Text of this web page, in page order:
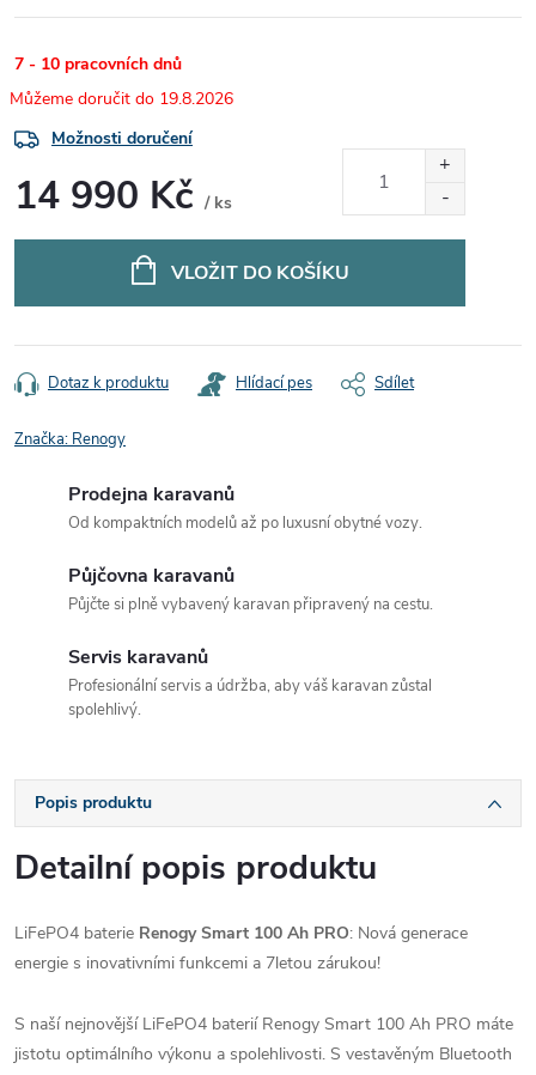
7 - 10 pracovních dnů
19.8.2026
Možnosti doručení
14 990 Kč / ks
VLOŽIT DO KOŠÍKU
Dotaz k produktu Hlídací pes Sdílet
Značka: Renogy
Prodejna karavanů
Od kompaktních modelů až po luxusní obytné vozy.
Půjčovna karavanů
Půjčte si plně vybavený karavan připravený na cestu.
Servis karavanů
Profesionální servis a údržba, aby váš karavan zůstal
spolehlivý.
Popis produktu
Detailní popis produktu
LiFePO4 baterie Renogy Smart 100 Ah PRO: Nová generace
energie s inovativními funkcemi a 7letou zárukou!
S naší nejnovější LiFePO4 baterií Renogy Smart 100 Ah PRO máte
jistotu optimálního výkonu a spolehlivosti. S vestavěným Bluetooth